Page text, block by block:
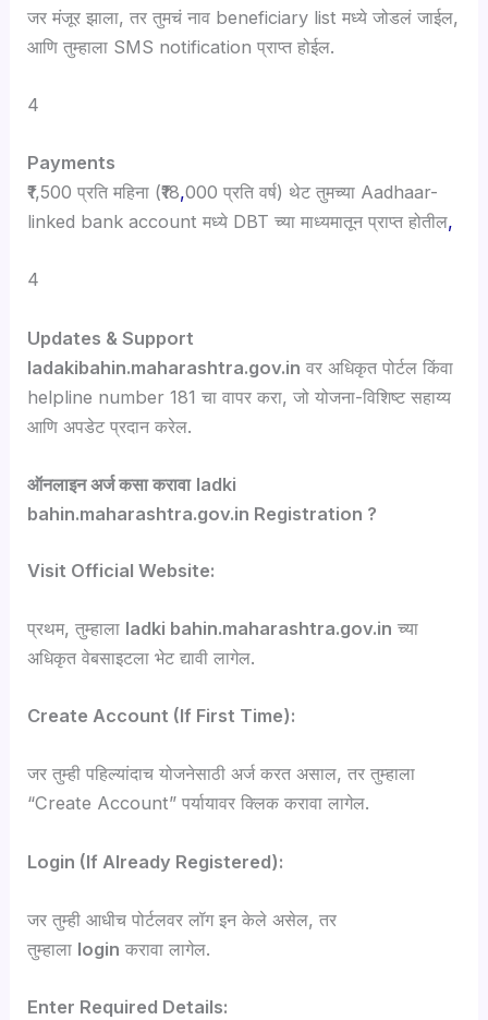
जर मंजूर झाला, तर तुमचं नाव beneficiary list मध्ये जोडलं जाईल,
आणि तुम्हाला SMS notification प्राप्त होईल.
4
Payments
₹1,500 प्रति महिना (₹18,000 प्रति वर्ष) थेट तुमच्या Aadhaar-
linked bank account मध्ये DBT च्या माध्यमातून प्राप्त होतील,
4
Updates & Support
ladakibahin.maharashtra.gov.in वर अधिकृत पोर्टल किंवा
helpline number 181 चा वापर करा, जो योजना-विशिष्ट सहाय्य
आणि अपडेट प्रदान करेल.
ऑनलाइन अर्ज कसा करावा ladki
bahin.maharashtra.gov.in Registration ?
Visit Official Website:
प्रथम, तुम्हाला ladki bahin.maharashtra.gov.in च्या
अधिकृत वेबसाइटला भेट द्यावी लागेल.
Create Account (If First Time):
जर तुम्ही पहिल्यांदाच योजनेसाठी अर्ज करत असाल, तर तुम्हाला
“Create Account” पर्यायावर क्लिक करावा लागेल.
Login (If Already Registered):
जर तुम्ही आधीच पोर्टलवर लॉग इन केले असेल, तर
तुम्हाला login करावा लागेल.
Enter Required Details: